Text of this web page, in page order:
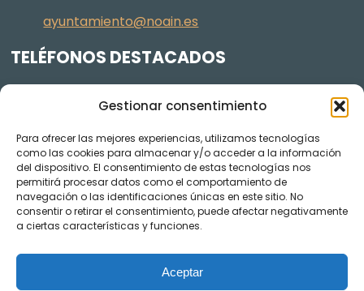
Gestionar consentimiento
Para ofrecer las mejores experiencias, utilizamos tecnologías
como las cookies para almacenar y/o acceder a la información
del dispositivo. El consentimiento de estas tecnologías nos
permitirá procesar datos como el comportamiento de
navegación o las identificaciones únicas en este sitio. No
consentir o retirar el consentimiento, puede afectar negativamente
a ciertas características y funciones.
Aceptar
ayuntamiento@noain.es
TELÉFONOS DESTACADOS
605 834 045
948 368 156
Jardinería y Agenda Local 2030
948 074 848
TRANSPARENCIA
Videos de los plenos en YouTube